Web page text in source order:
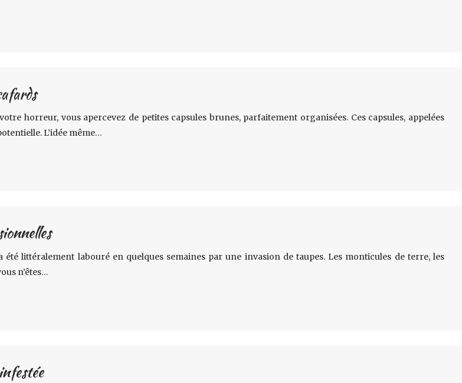
horreur, vous apercevez de petites capsules brunes, parfaitement organisées. Ces capsules, appelées
L’idée même…
littéralement labouré en quelques semaines par une invasion de taupes. Les monticules de terre, les
n’êtes…